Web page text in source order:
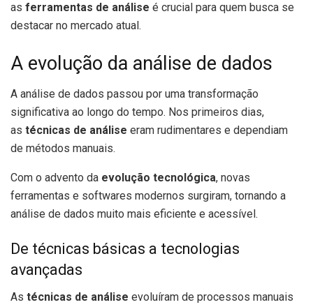
as ferramentas de análise é crucial para quem busca se
destacar no mercado atual.
A evolução da análise de dados
A análise de dados passou por uma transformação
significativa ao longo do tempo. Nos primeiros dias,
as técnicas de análise eram rudimentares e dependiam
de métodos manuais.
Com o advento da evolução tecnológica, novas
ferramentas e softwares modernos surgiram, tornando a
análise de dados muito mais eficiente e acessível.
De técnicas básicas a tecnologias
avançadas
As técnicas de análise evoluíram de processos manuais